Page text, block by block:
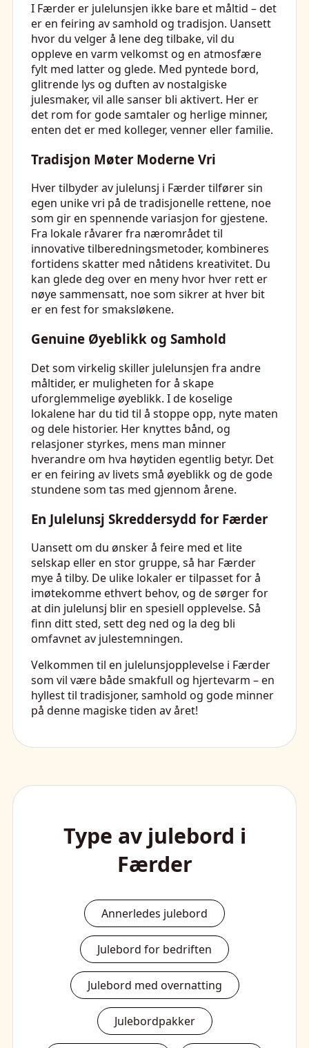
I Færder er julelunsjen ikke bare et måltid – det
er en feiring av samhold og tradisjon. Uansett
hvor du velger å lene deg tilbake, vil du
oppleve en varm velkomst og en atmosfære
fylt med latter og glede. Med pyntede bord,
glitrende lys og duften av nostalgiske
julesmaker, vil alle sanser bli aktivert. Her er
det rom for gode samtaler og herlige minner,
enten det er med kolleger, venner eller familie.
Tradisjon Møter Moderne Vri
Hver tilbyder av julelunsj i Færder tilfører sin
egen unike vri på de tradisjonelle rettene, noe
som gir en spennende variasjon for gjestene.
Fra lokale råvarer fra nærområdet til
innovative tilberedningsmetoder, kombineres
fortidens skatter med nåtidens kreativitet. Du
kan glede deg over en meny hvor hver rett er
nøye sammensatt, noe som sikrer at hver bit
er en fest for smaksløkene.
Genuine Øyeblikk og Samhold
Det som virkelig skiller julelunsjen fra andre
måltider, er muligheten for å skape
uforglemmelige øyeblikk. I de koselige
lokalene har du tid til å stoppe opp, nyte maten
og dele historier. Her knyttes bånd, og
relasjoner styrkes, mens man minner
hverandre om hva høytiden egentlig betyr. Det
er en feiring av livets små øyeblikk og de gode
stundene som tas med gjennom årene.
En Julelunsj Skreddersydd for Færder
Uansett om du ønsker å feire med et lite
selskap eller en stor gruppe, så har Færder
mye å tilby. De ulike lokaler er tilpasset for å
imøtekomme ethvert behov, og de sørger for
at din julelunsj blir en spesiell opplevelse. Så
finn ditt sted, sett deg ned og la deg bli
omfavnet av julestemningen.
Velkommen til en julelunsjopplevelse i Færder
som vil være både smakfull og hjertevarm – en
hyllest til tradisjoner, samhold og gode minner
på denne magiske tiden av året!
Type av julebord i
Færder
Annerledes julebord
Julebord for bedriften
Julebord med overnatting
Julebordpakker